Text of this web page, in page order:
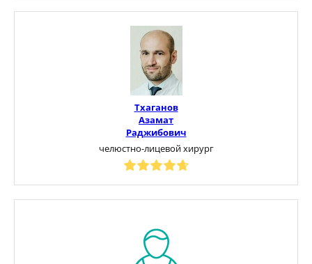
Тхаганов
Азамат
Раджибович
челюстно-лицевой хирург